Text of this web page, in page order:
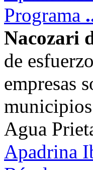
Programa
Nacozari
de
empresas
municipios
Agua
Apadrina